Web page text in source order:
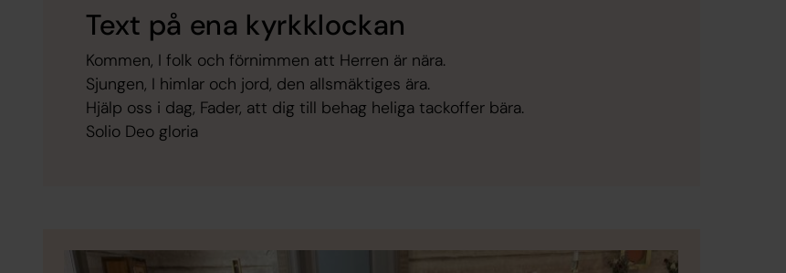
Text på ena kyrkklockan
Kommen, I folk och förnimmen att Herren är nära.
Sjungen, I himlar och jord, den allsmäktiges ära.
Hjälp oss i dag, Fader, att dig till behag heliga tackoffer bära.
Solio Deo gloria